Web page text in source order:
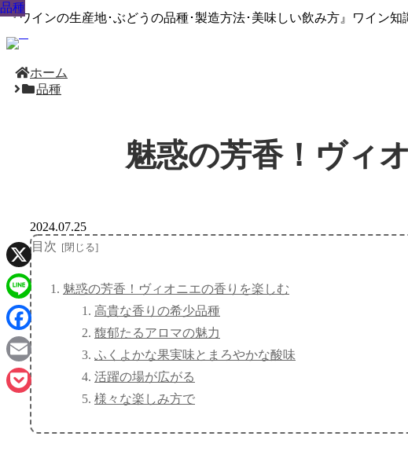
『ワインの生産地･ぶどうの品種･製造方法･美味しい飲み方』ワイン知
ホーム
品種
魅惑の芳香！ヴィ
品種
2024.07.25
目次
魅惑の芳香！ヴィオニエの香りを楽しむ
高貴な香りの希少品種
馥郁たるアロマの魅力
ふくよかな果実味とまろやかな酸味
活躍の場が広がる
様々な楽しみ方で
品種
品種
品種
品種
品種
品種
品種
品種
X
Line
Facebook
Email
Pocket